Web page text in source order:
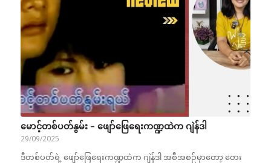
မောင့်တစ်ပတ်နွမ်း – ဖျော်ဖြေရေးကဏ္ဍထဲက ဂျဲန်ဒါ
29/09/2025
ဒီတစ်ပတ်ရဲ့ ဖျော်ဖြေရေးကဏ္ဍထဲက ဂျဲန်ဒါ အစီအစဉ်မှာတော့ တေး